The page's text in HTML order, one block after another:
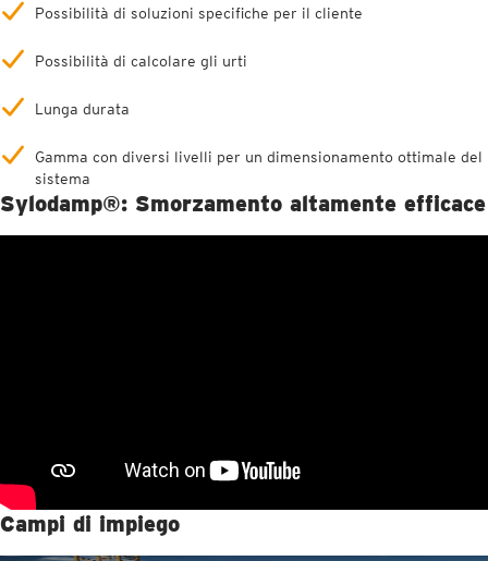
Possibilità di soluzioni specifiche per il cliente
Possibilità di calcolare gli urti
Lunga durata
Gamma con diversi livelli per un dimensionamento ottimale del
sistema
Sylodamp®: Smorzamento altamente efficace
Campi di impiego